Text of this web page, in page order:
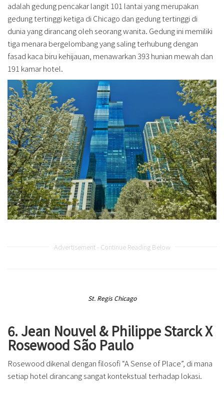
adalah gedung pencakar langit 101 lantai yang merupakan
gedung tertinggi ketiga di Chicago dan gedung tertinggi di
dunia yang dirancang oleh seorang wanita. Gedung ini memiliki
tiga menara bergelombang yang saling terhubung dengan
fasad kaca biru kehijauan, menawarkan 393 hunian mewah dan
191 kamar hotel.
Advertisement - Continue Reading Below
St. Regis Chicago
6. Jean Nouvel & Philippe Starck X
Rosewood São Paulo
Rosewood dikenal dengan filosofi “A Sense of Place”, di mana
setiap hotel dirancang sangat kontekstual terhadap lokasi.